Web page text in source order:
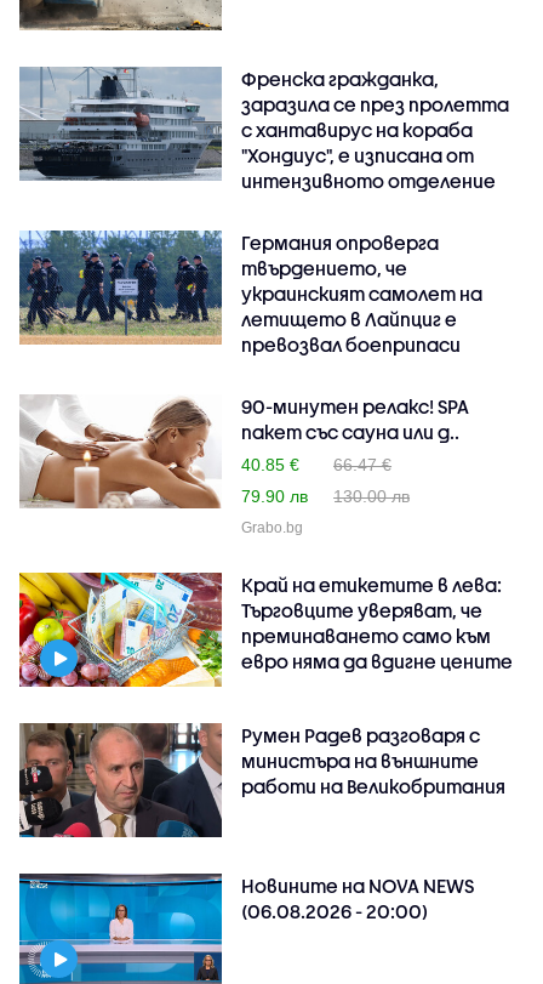
Френска гражданка,
заразила се през пролетта
с хантавирус на кораба
"Хондиус", е изписана от
интензивното отделение
Германия опроверга
твърдението, че
украинският самолет на
летището в Лайпциг е
превозвал боеприпаси
90-минутен релакс! SPA
пакет със сауна или д..
40.85 €
66.47 €
79.90 лв
130.00 лв
Grabo.bg
Край на етикетите в лева:
Търговците уверяват, че
преминаването само към
евро няма да вдигне цените
Румен Радев разговаря с
министъра на външните
работи на Великобритания
Новините на NOVA NEWS
(06.08.2026 - 20:00)